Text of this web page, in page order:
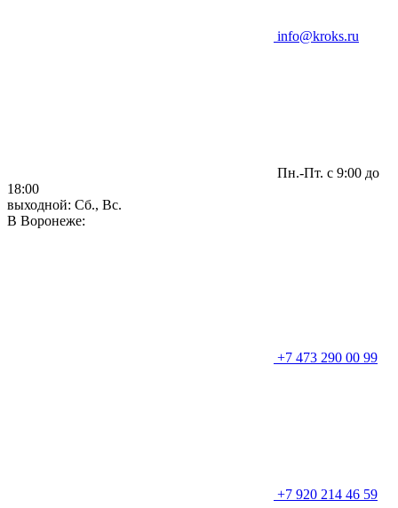
info@kroks.ru
Пн.-Пт. с 9:00 до
18:00
выходной: Сб., Вс.
В Воронеже:
+7 473 290 00 99
+7 920 214 46 59